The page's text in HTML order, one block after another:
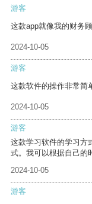
游客
这款app就像我的财务
2024-10-05
游客
这款软件的操作非常简
2024-10-05
游客
这款学习软件的学习方
式。我可以根据自己的
2024-10-05
游客